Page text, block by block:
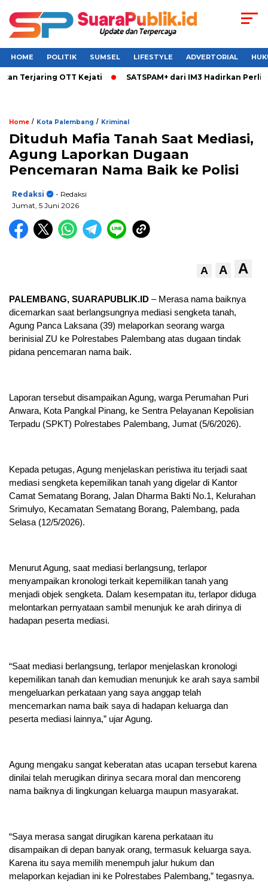
HOME POLITIK SUMSEL LIFESTYLE ADVERTORIAL
OTT Kejati SATSPAM+ dari IM3 Hadirkan
Home / Kota Palembang / Kriminal
Dituduh Mafia Tanah Saat Mediasi,
Agung Laporkan Dugaan
Pencemaran Nama Baik ke Polisi
Redaksi
- Redaksi
Jumat, 5 Juni 2026
A A A
PALEMBANG, SUARAPUBLIK.ID – Merasa nama baiknya
dicemarkan saat berlangsungnya mediasi sengketa tanah,
Agung Panca Laksana (39) melaporkan seorang warga
berinisial ZU ke Polrestabes Palembang atas dugaan tindak
pidana pencemaran nama baik.
Laporan tersebut disampaikan Agung, warga Perumahan Puri
Anwara, Kota Pangkal Pinang, ke Sentra Pelayanan Kepolisian
Terpadu (SPKT) Polrestabes Palembang, Jumat (5/6/2026).
Kepada petugas, Agung menjelaskan peristiwa itu terjadi saat
mediasi sengketa kepemilikan tanah yang digelar di Kantor
Camat Sematang Borang, Jalan Dharma Bakti No.1, Kelurahan
Srimulyo, Kecamatan Sematang Borang, Palembang, pada
Selasa (12/5/2026).
Menurut Agung, saat mediasi berlangsung, terlapor
menyampaikan kronologi terkait kepemilikan tanah yang
menjadi objek sengketa. Dalam kesempatan itu, terlapor diduga
melontarkan pernyataan sambil menunjuk ke arah dirinya di
hadapan peserta mediasi.
“Saat mediasi berlangsung, terlapor menjelaskan kronologi
kepemilikan tanah dan kemudian menunjuk ke arah saya sambil
mengeluarkan perkataan yang saya anggap telah
mencemarkan nama baik saya di hadapan keluarga dan
peserta mediasi lainnya,” ujar Agung.
Agung mengaku sangat keberatan atas ucapan tersebut karena
dinilai telah merugikan dirinya secara moral dan mencoreng
nama baiknya di lingkungan keluarga maupun masyarakat.
“Saya merasa sangat dirugikan karena perkataan itu
disampaikan di depan banyak orang, termasuk keluarga saya.
Karena itu saya memilih menempuh jalur hukum dan
melaporkan kejadian ini ke Polrestabes Palembang,” tegasnya.